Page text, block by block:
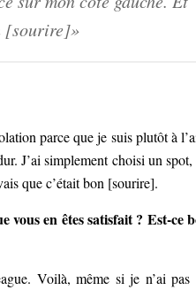
[sourire]»
parce que je suis plutôt à
J’ai simplement choisi un
que c’était bon [sourire].
vous en êtes satisfait ? Est-ce
Voilà, même si je n’ai pas